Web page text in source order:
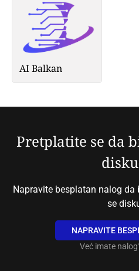
AI Balkan
Pretplatite se da
Napravite besplatan nalog
se
NAPRAVITE
Već imate